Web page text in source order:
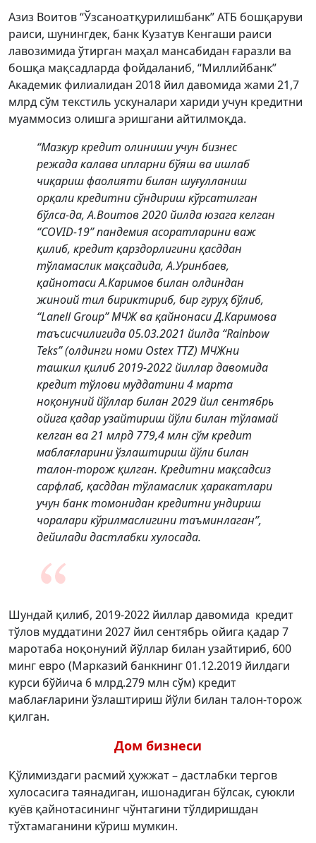
Азиз Воитов “Ўзсаноатқурилишбанк” АТБ бошқаруви
раиси, шунингдек, банк Кузатув Кенгаши раиси
лавозимида ўтирган маҳал мансабидан ғаразли ва
бошқа мақсадларда фойдаланиб, “Миллийбанк”
Академик филиалидан 2018 йил давомида жами 21,7
млрд сўм текстиль ускуналари хариди учун кредитни
муаммосиз олишга эришгани айтилмоқда.
“Мазкур кредит олиниши учун бизнес
режада калава ипларни бўяш ва ишлаб
чиқариш фаолияти билан шуғулланиш
орқали кредитни сўндириш кўрсатилган
бўлса-да, А.Воитов 2020 йилда юзага келган
“COVID-19” пандемия асоратларини важ
қилиб, кредит қарздорлигини қасддан
тўламаслик мақсадида, А.Уринбаев,
қайнотаси А.Каримов билан олдиндан
жиноий тил бириктириб, бир гуруҳ бўлиб,
“Lanell Group” МЧЖ ва қайнонаси Д.Каримова
таъсисчилигида 05.03.2021 йилда “Rainbow
Teks” (олдинги номи Ostex TTZ) МЧЖни
ташкил қилиб 2019-2022 йиллар давомида
кредит тўлови муддатини 4 марта
ноқонуний йўллар билан 2029 йил сентябрь
ойига қадар узайтириш йўли билан тўламай
келган ва 21 млрд 779,4 млн сўм кредит
маблағларини ўзлаштириш йўли билан
талон-торож қилган. Кредитни мақсадсиз
сарфлаб, қасддан тўламаслик ҳаракатлари
учун банк томонидан кредитни ундириш
чоралари кўрилмаслигини таъминлаган”,
дейилади дастлабки хулосада.
Шундай қилиб, 2019-2022 йиллар давомида кредит
тўлов муддатини 2027 йил сентябрь ойига қадар 7
маротаба ноқонуний йўллар билан узайтириб, 600
минг евро (Марказий банкнинг 01.12.2019 йилдаги
курси бўйича 6 млрд.279 млн сўм) кредит
маблағларини ўзлаштириш йўли билан талон-торож
қилган.
Дом бизнеси
Қўлимиздаги расмий ҳужжат – дастлабки тергов
хулосасига таянадиган, ишонадиган бўлсак, суюкли
куёв қайнотасининг чўнтагини тўлдиришдан
тўхтамаганини кўриш мумкин.